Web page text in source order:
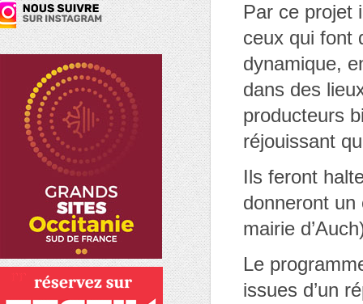
Par ce projet
ceux qui font
dynamique,
dans des
producteurs
réjouissant
Ils feront
donneront
mairie
Le
issues d’un